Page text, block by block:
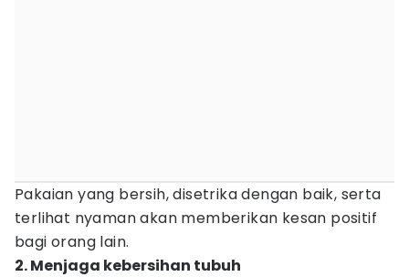
Pakaian yang bersih, disetrika dengan baik, serta
terlihat nyaman akan memberikan kesan positif
bagi orang lain.
2. Menjaga kebersihan tubuh